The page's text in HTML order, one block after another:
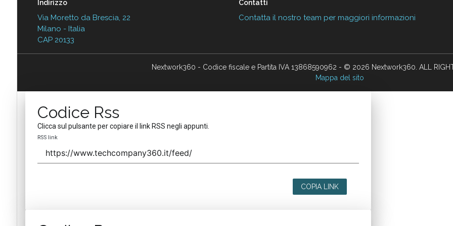
Indirizzo
Via Moretto da Brescia, 22
Milano - Italia
CAP 20133
Contatti
Contatta il nostro team per maggiori informazioni
Nextwork360 - Codice fiscale e Partita IVA 13868590962 - © 2026 Nextwork360. ALL
Mappa del sito
Codice Rss
Clicca sul pulsante per copiare il link RSS negli appunti.
RSS link
COPIA LINK